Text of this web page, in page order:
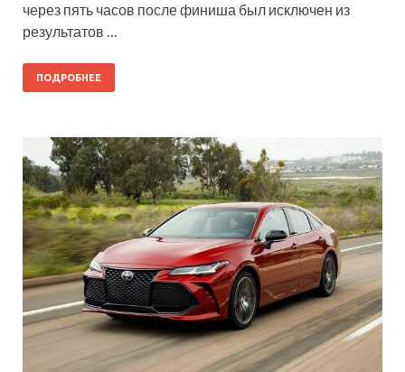
через пять часов после финиша был исключен из
результатов …
ПОДРОБНЕЕ